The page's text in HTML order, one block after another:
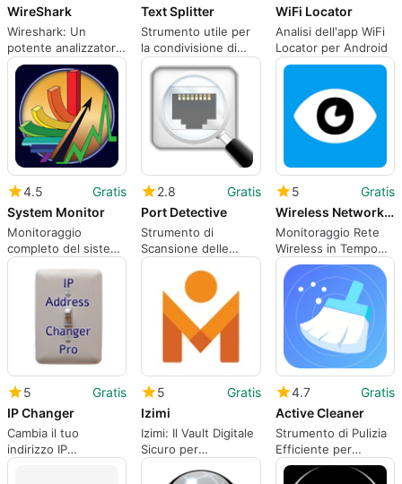
WireShark
Wireshark: Un
potente analizzatore
di rete
Text Splitter
Strumento utile per
la condivisione di
testo
WiFi Locator
Analisi dell'app WiFi
Locator per Android
4.5
Gratis
System Monitor
Monitoraggio
completo del sistema
su Android
2.8
Gratis
Port Detective
Strumento di
Scansione delle
Porte per Android
5
Gratis
Wireless Network Watcher
Monitoraggio Rete
Wireless in Tempo
Reale
5
Gratis
IP Changer
Cambia il tuo
indirizzo IP
facilmente
5
Gratis
Izimi
Izimi: Il Vault Digitale
Sicuro per
Documenti
4.7
Gratis
Active Cleaner
Strumento di Pulizia
Efficiente per
Android